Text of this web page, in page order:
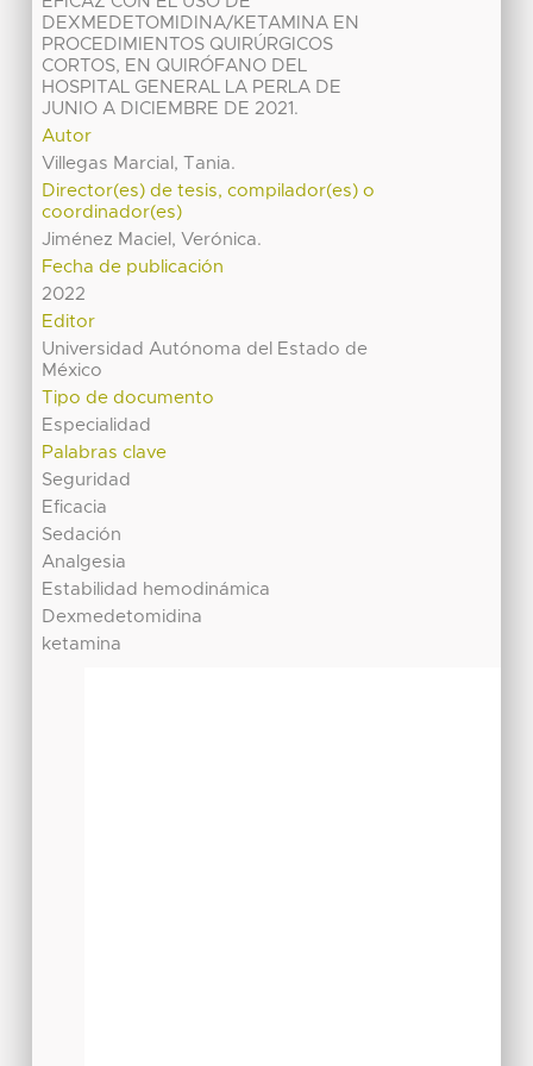
DEXMEDETOMIDINA/KETAMINA EN
PROCEDIMIENTOS QUIRÚRGICOS
CORTOS, EN QUIRÓFANO DEL
HOSPITAL GENERAL LA PERLA DE
JUNIO A DICIEMBRE DE 2021.
Autor
Villegas Marcial, Tania.
Director(es) de tesis, compilador(es) o
coordinador(es)
Jiménez Maciel, Verónica.
Fecha de publicación
2022
Editor
Universidad Autónoma del Estado de
México
Tipo de documento
Especialidad
Palabras clave
Seguridad
Eficacia
Sedación
Analgesia
Estabilidad hemodinámica
Dexmedetomidina
ketamina